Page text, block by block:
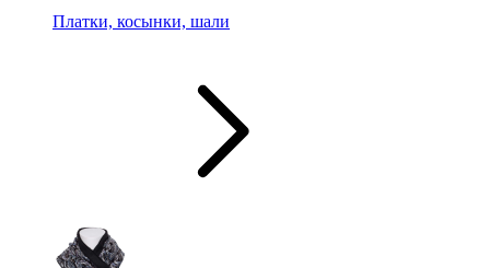
Платки, косынки, шали